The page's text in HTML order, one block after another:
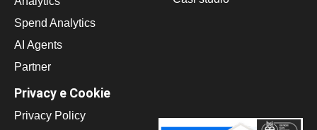
Spend Analytics
AI Agents
Partner
Privacy e Cookie
Privacy Policy